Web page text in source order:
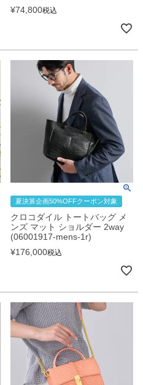
¥74,800税込
夏決算企画50%OFFクーポン対象
クロコダイル トートバッグ メ
ンズ マット ショルダー 2way
(06001917-mens-1r)
¥176,000税込